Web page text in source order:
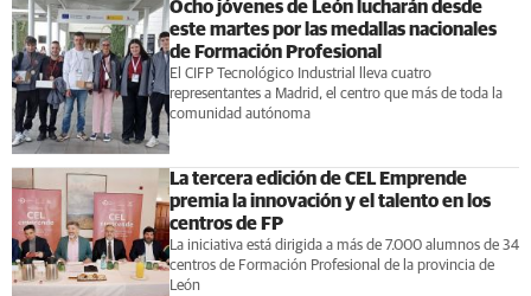
Ocho jóvenes de León lucharán desde
este martes por las medallas nacionales
de Formación Profesional
El CIFP Tecnológico Industrial lleva cuatro
representantes a Madrid, el centro que más de toda la
comunidad autónoma
La tercera edición de CEL Emprende
premia la innovación y el talento en los
centros de FP
La iniciativa está dirigida a más de 7.000 alumnos de 34
centros de Formación Profesional de la provincia de
León